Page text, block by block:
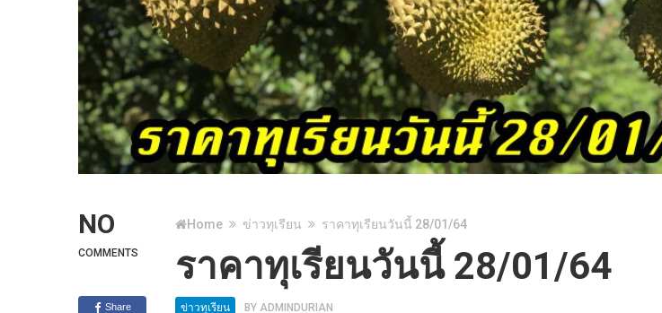
NO
COMMENTS
Share
Home ข่าวทุเรียน ราคาทุเรียนวันนี้ 28/01/64
ราคาทุเรียนวันนี้ 28/01/64
ข่าวทุเรียน BY ADMINDURIAN